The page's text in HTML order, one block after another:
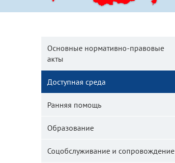
Основные нормативно-правовые
акты
Доступная среда
Ранняя помощь
Образование
Соцобслуживание и сопровождение